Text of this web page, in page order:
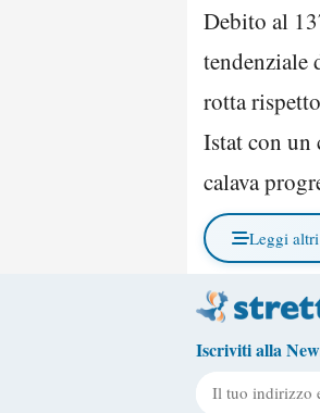
Debito al
tendenziale
rotta
Istat con
calava
Leggi
Iscriviti alla